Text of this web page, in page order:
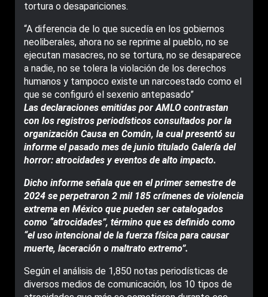
tortura o desapariciones.
“A diferencia de lo que sucedía en los gobiernos
neoliberales, ahora no se reprime al pueblo, no se
ejecutan masacres, no se tortura, no se desaparece
a nadie, no se tolera la violación de los derechos
humanos y tampoco existe un narcoestado como el
que se configuró el sexenio antepasado”
Las declaraciones emitidas por AMLO contrastan
con los registros periodísticos consultados por la
organización Causa en Común, la cual presentó su
informe el pasado mes de junio titulado Galería del
horror: atrocidades y eventos de alto impacto.
Dicho informe señala que en el primer semestre de
2024 se perpetraron 2 mil 185 crímenes de violencia
extrema en México que pueden ser catalogados
como “atrocidades”, término que es definido como
“el uso intencional de la fuerza física para causar
muerte, laceración o maltrato extremo”.
Según el análisis de 1,850 notas periodísticas de
diversos medios de comunicación, los 10 tipos de